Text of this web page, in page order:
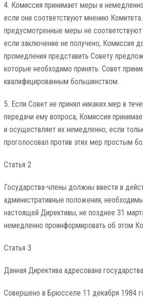
4. Комиссия принимает меры и
если они соответствуют мнению
предусмотренные меры не
если заключение не получено, Комиссия
промедления представить Совету
которые необходимо принять. Совет
квалифицированным большинством.
5. Если Совет не принял никаких мер в
передачи ему вопроса, Комиссия
и осуществляет их немедленно, если
проголосовал против этих мер простым
Статья 2
Государства-члены должны ввести в
административные положения,
настоящей Директивы, не позднее 31
немедленно проинформировать об этом
Статья 3
Данная Директива адресована
Совершено в Брюсселе 11 декабря 1984